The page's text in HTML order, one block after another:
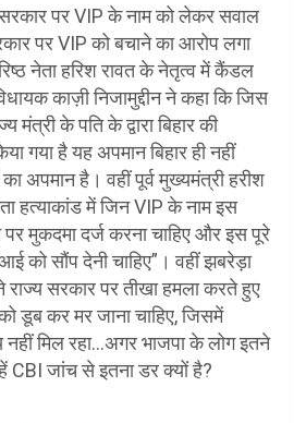
सरकार पर VIP के नाम को लेकर सवाल
पर VIP को बचाने का आरोप लगा
नेता हरिश रावत के नेतृत्व में कैंडल
काज़ी निजामुद्दीन ने कहा कि जिस
मंत्री के पति के द्वारा बिहार की
गया है यह अपमान बिहार ही नहीं
अपमान है। वहीं पूर्व मुख्यमंत्री हरीश
हत्याकांड में जिन VIP के नाम इस
मुकदमा दर्ज करना चाहिए और इस पूरे
को सौंप देनी चाहिए”। वहीं झबरेड़ा
राज्य सरकार पर तीखा हमला करते हुए
डूब कर मर जाना चाहिए, जिसमें
नहीं मिल रहा…अगर भाजपा के लोग इतने
CBI जांच से इतना डर क्यों है?